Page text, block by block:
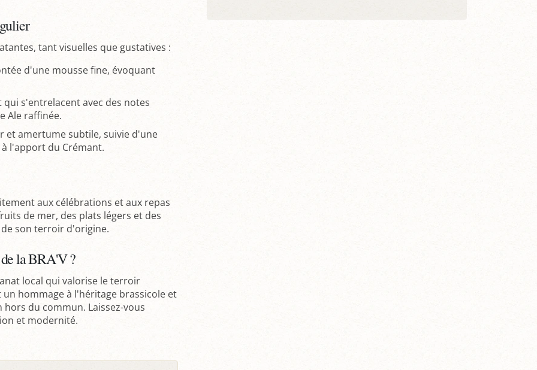
tant visuelles que gustatives :
d'une mousse fine, évoquant
s'entrelacent avec des notes
Ale raffinée.
et amertume subtile, suivie d'une
l'apport du Crémant.
aux célébrations et aux repas
de mer, des plats légers et des
son terroir d'origine.
la BRA'V ?
local qui valorise le terroir
hommage à l'héritage brassicole et
du commun. Laissez-vous
et modernité.